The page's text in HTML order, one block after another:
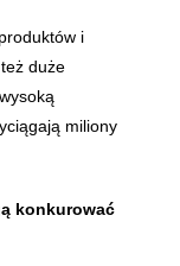
i
duże
miliony
konkurować